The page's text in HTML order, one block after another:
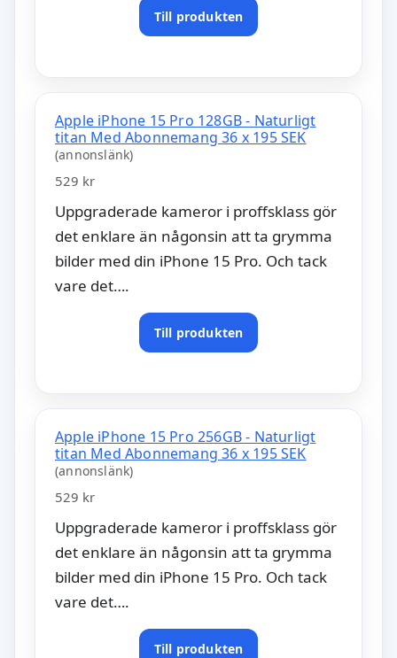
Till produkten
Apple iPhone 15 Pro 128GB - Naturligt
titan Med Abonnemang 36 x 195 SEK
(annonslänk)
529 kr
Uppgraderade kameror i proffsklass gör
det enklare än någonsin att ta grymma
bilder med din iPhone 15 Pro. Och tack
vare det….
Till produkten
Apple iPhone 15 Pro 256GB - Naturligt
titan Med Abonnemang 36 x 195 SEK
(annonslänk)
529 kr
Uppgraderade kameror i proffsklass gör
det enklare än någonsin att ta grymma
bilder med din iPhone 15 Pro. Och tack
vare det….
Till produkten